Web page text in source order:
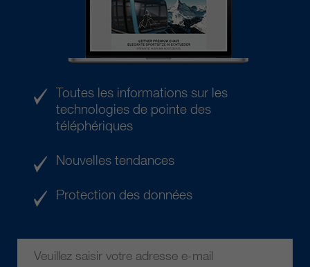
Toutes les informations sur les
technologies de pointe des
téléphériques
Nouvelles tendances
Protection des données